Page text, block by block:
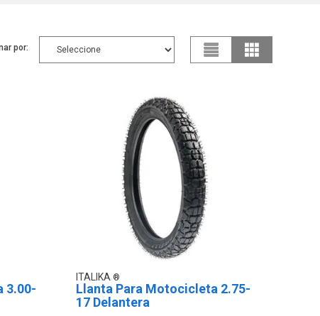
por:
3.00-
ITALIKA
Llanta Para Motocicleta 2.75-
17 Delantera